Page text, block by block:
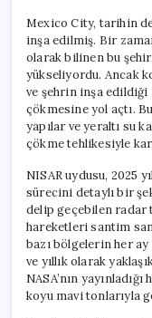
Mexico City, tarihin
inşa edilmiş. Bir
olarak bilinen bu
yükseliyordu. Ancak
ve şehrin inşa edildiği
çökmesine yol açtı.
yapılar ve yeraltı su
çökme tehlikesiyle
NISAR uydusu, 2025
sürecini detaylı bir
delip geçebilen radar
hareketleri santim
bazı bölgelerin her ay
ve yıllık olarak
NASA’nın
koyu mavi tonlarıyla